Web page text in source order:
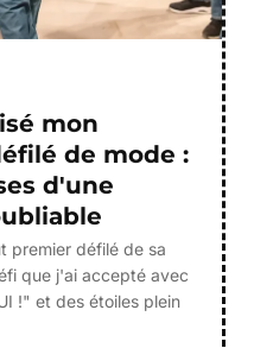
mon
de mode :
d'une
premier défilé de sa
que j'ai accepté avec
!" et des étoiles plein